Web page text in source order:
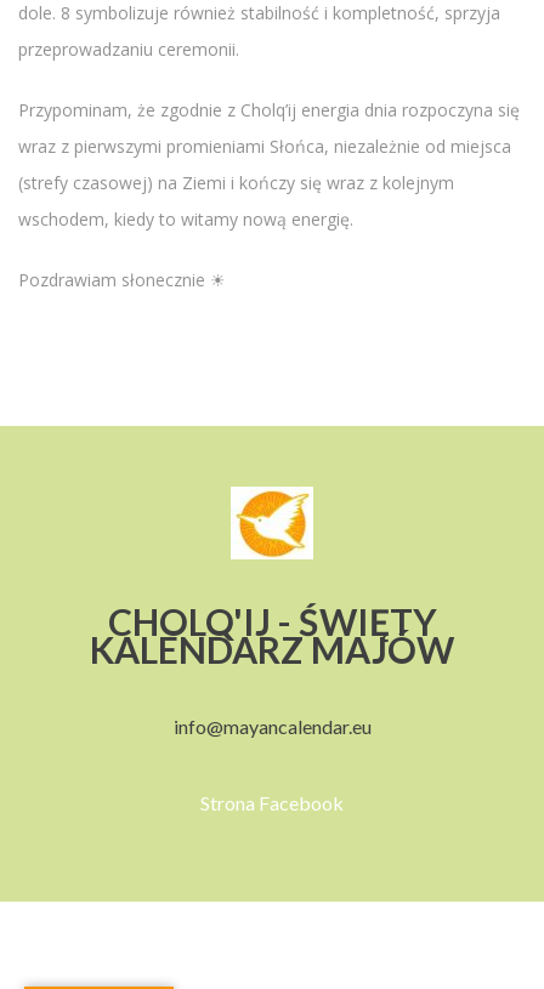
dole. 8 symbolizuje również stabilność i kompletność, sprzyja
przeprowadzaniu ceremonii.
Przypominam, że zgodnie z Cholq’ij energia dnia rozpoczyna się
wraz z pierwszymi promieniami Słońca, niezależnie od miejsca
(strefy czasowej) na Ziemi i kończy się wraz z kolejnym
wschodem, kiedy to witamy nową energię.
Pozdrawiam słonecznie ☀
CHOLQ'IJ - ŚWIĘTY
KALENDARZ MAJÓW
info@mayancalendar.eu
Strona Facebook